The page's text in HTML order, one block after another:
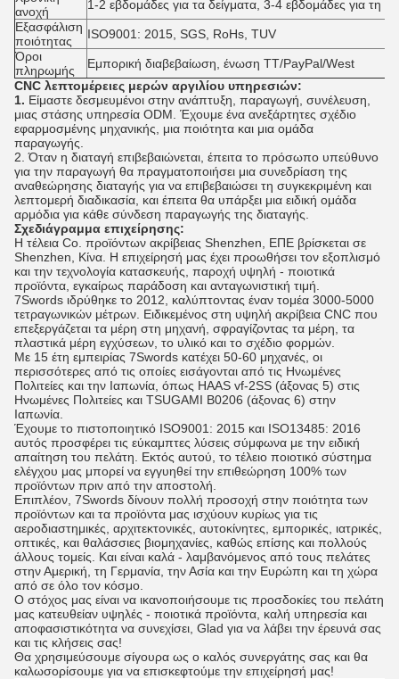
ανοχή
1-2 εβδομάδες για τα δείγματα, 3-4 εβδομάδες για τη
Εξασφάλιση
ποιότητας
ISO9001: 2015, SGS, RoHs, TUV
Όροι
πληρωμής
Εμπορική διαβεβαίωση, ένωση TT/PayPal/West
CNC λεπτομέρειες μερών αργιλίου υπηρεσιών:
1. Είμαστε δεσμευμένοι στην ανάπτυξη, παραγωγή, συνέλευση,
μιας στάσης υπηρεσία ODM. Έχουμε ένα ανεξάρτητες σχέδιο
εφαρμοσμένης μηχανικής, μια ποιότητα και μια ομάδα
παραγωγής.
2. Όταν η διαταγή επιβεβαιώνεται, έπειτα το πρόσωπο υπεύθυνο
για την παραγωγή θα πραγματοποιήσει μια συνεδρίαση της
αναθεώρησης διαταγής για να επιβεβαιώσει τη συγκεκριμένη και
λεπτομερή διαδικασία, και έπειτα θα υπάρξει μια ειδική ομάδα
αρμόδια για κάθε σύνδεση παραγωγής της διαταγής.
Σχεδιάγραμμα επιχείρησης:
Η τέλεια Co. προϊόντων ακρίβειας Shenzhen, ΕΠΕ βρίσκεται σε
Shenzhen, Κίνα. Η επιχείρησή μας έχει προωθήσει τον εξοπλισμό
και την τεχνολογία κατασκευής, παροχή υψηλή - ποιοτικά
προϊόντα, εγκαίρως παράδοση και ανταγωνιστική τιμή.
7Swords ιδρύθηκε το 2012, καλύπτοντας έναν τομέα 3000-5000
τετραγωνικών μέτρων. Ειδικεμένος στη υψηλή ακρίβεια CNC που
επεξεργάζεται τα μέρη στη μηχανή, σφραγίζοντας τα μέρη, τα
πλαστικά μέρη εγχύσεων, το υλικό και το σχέδιο φορμών.
Με 15 έτη εμπειρίας 7Swords κατέχει 50-60 μηχανές, οι
περισσότερες από τις οποίες εισάγονται από τις Ηνωμένες
Πολιτείες και την Ιαπωνία, όπως HAAS vf-2SS (άξονας 5) στις
Ηνωμένες Πολιτείες και TSUGAMI B0206 (άξονας 6) στην
Ιαπωνία.
Έχουμε το πιστοποιητικό ISO9001: 2015 και ISO13485: 2016
αυτός προσφέρει τις εύκαμπτες λύσεις σύμφωνα με την ειδική
απαίτηση του πελάτη. Εκτός αυτού, το τέλειο ποιοτικό σύστημα
ελέγχου μας μπορεί να εγγυηθεί την επιθεώρηση 100% των
προϊόντων πριν από την αποστολή.
Επιπλέον, 7Swords δίνουν πολλή προσοχή στην ποιότητα των
προϊόντων και τα προϊόντα μας ισχύουν κυρίως για τις
αεροδιαστημικές, αρχιτεκτονικές, αυτοκίνητες, εμπορικές, ιατρικές,
οπτικές, και θαλάσσιες βιομηχανίες, καθώς επίσης και πολλούς
άλλους τομείς. Και είναι καλά - λαμβανόμενος από τους πελάτες
στην Αμερική, τη Γερμανία, την Ασία και την Ευρώπη και τη χώρα
από σε όλο τον κόσμο.
Ο στόχος μας είναι να ικανοποιήσουμε τις προσδοκίες του πελάτη
μας κατευθείαν υψηλές - ποιοτικά προϊόντα, καλή υπηρεσία και
αποφασιστικότητα να συνεχίσει, Glad για να λάβει την έρευνά σας
και τις κλήσεις σας!
Θα χρησιμεύσουμε σίγουρα ως ο καλός συνεργάτης σας και θα
καλωσορίσουμε για να επισκεφτούμε την επιχείρησή μας!